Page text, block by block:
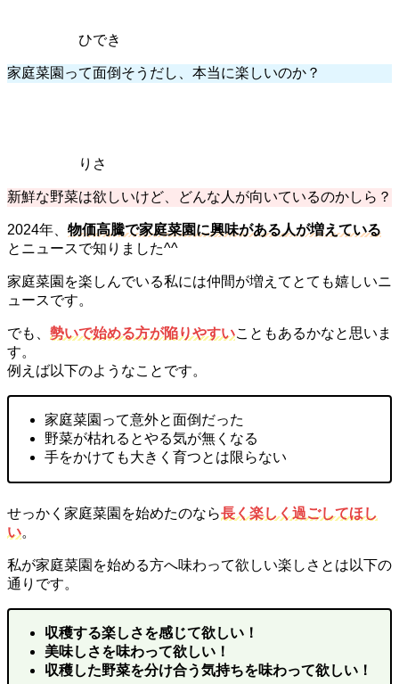
ひでき
家庭菜園って面倒そうだし、本当に楽しいのか？
りさ
新鮮な野菜は欲しいけど、どんな人が向いているのかしら？
2024年、 物価高騰で家庭菜園に興味がある人が増えている
とニュースで知りました^^
家庭菜園を楽しんでいる私には仲間が増えてとても嬉しいニ
ュースです。
でも、 勢いで始める方が陥りやすいこともあるかなと思いま
す。
例えば以下のようなことです。
家庭菜園って意外と面倒だった
野菜が枯れるとやる気が無くなる
手をかけても大きく育つとは限らない
せっかく家庭菜園を始めたのなら長く楽しく過ごしてほし
い。
私が家庭菜園を始める方へ味わって欲しい楽しさとは以下の
通りです。
収穫する楽しさを感じて欲しい！
美味しさを味わって欲しい！
収穫した野菜を分け合う気持ちを味わって欲しい！